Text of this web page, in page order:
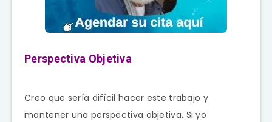
Perspectiva Objetiva
Creo que sería difícil hacer este trabajo y
mantener una perspectiva objetiva. Si yo